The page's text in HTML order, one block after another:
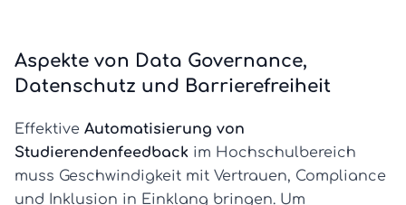
Aspekte von Data Governance,
Datenschutz und Barrierefreiheit
Effektive Automatisierung von
Studierendenfeedback im Hochschulbereich
muss Geschwindigkeit mit Vertrauen, Compliance
und Inklusion in Einklang bringen. Um